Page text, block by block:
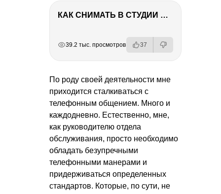
КАК СНИМАТЬ В СТУДИИ СО ВСПЫШКАМИ
39.2 тыс. просмотров 37
По роду своей деятельности мне
приходится сталкиваться с
телефонным общением. Много и
каждодневно. Естественно, мне,
как руководителю отдела
обслуживания, просто необходимо
обладать безупречными
телефонными манерами и
придерживаться определенных
стандартов. Которые, по сути, не